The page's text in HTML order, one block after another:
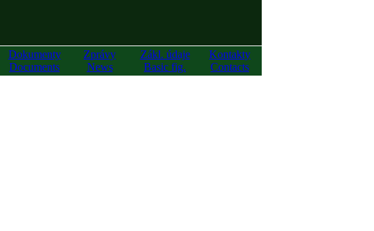
Dokumenty
Documents
Zprávy
News
Zákl. údaje
Basic fig.
Kontakty
Contacts